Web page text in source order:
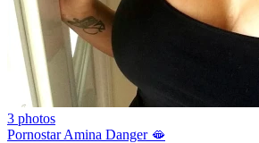
3 photos
Pornostar Amina Danger 🫦